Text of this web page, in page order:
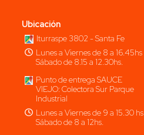
Ubicación
Iturraspe 3802 - Santa Fe
Lunes a Viernes de 8 a 16.45hs
Sábado de 8.15 a 12.30hs.
Punto de entrega SAUCE
VIEJO: Colectora Sur Parque
Industrial
Lunes a Viernes de 9 a 15.30 hs
Sábado de 8 a 12hs.